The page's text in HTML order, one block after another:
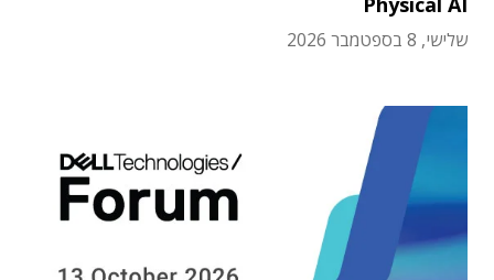
שלישי, 8 בספטמבר 2026